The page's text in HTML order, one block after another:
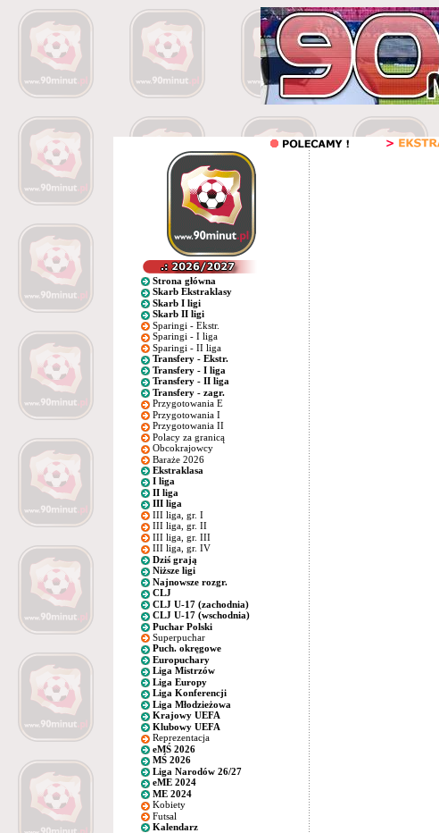
Strona główna
Skarb Ekstraklasy
Skarb I ligi
Skarb II ligi
Sparingi - Ekstr.
Sparingi - I liga
Sparingi - II liga
Transfery - Ekstr.
Transfery - I liga
Transfery - II liga
Transfery - zagr.
Przygotowania E
Przygotowania I
Przygotowania II
Polacy za granicą
Obcokrajowcy
Baraże 2026
Ekstraklasa
I liga
II liga
III liga
III liga, gr. I
III liga, gr. II
III liga, gr. III
III liga, gr. IV
Dziś grają
Niższe ligi
Najnowsze rozgr.
CLJ
CLJ U-17 (zachodnia)
CLJ U-17 (wschodnia)
Puchar Polski
Superpuchar
Puch. okręgowe
Europuchary
Liga Mistrzów
Liga Europy
Liga Konferencji
Liga Młodzieżowa
Krajowy UEFA
Klubowy UEFA
Reprezentacja
eMŚ 2026
MŚ 2026
Liga Narodów 26/27
eME 2024
ME 2024
Kobiety
Futsal
Kalendarz